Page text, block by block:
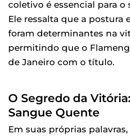
coletivo é essencial para o
Ele ressalta que a postura
foram determinantes na
permitindo que o
de Janeiro com o título.
O Segredo da
Sangue Quente
Em suas próprias